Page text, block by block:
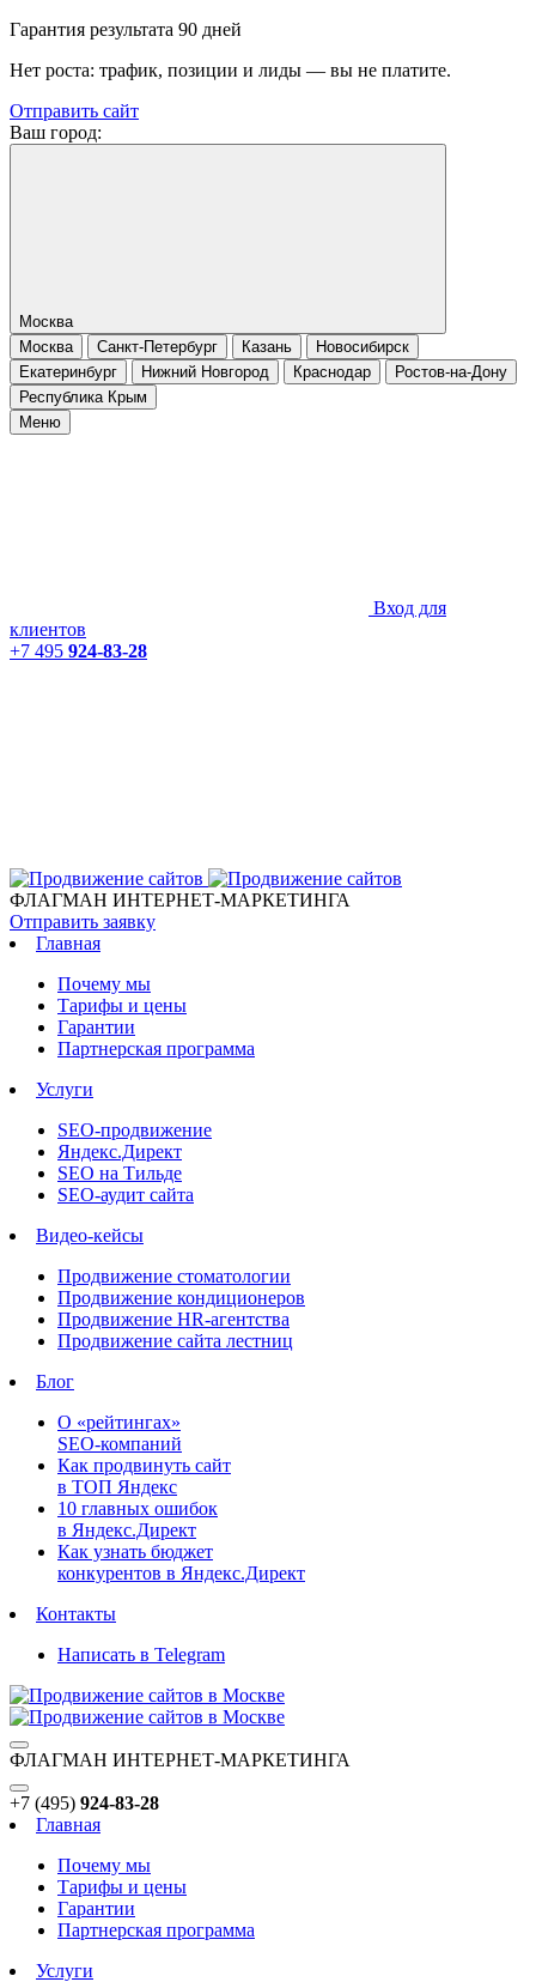
Гарантия результата 90 дней
Нет роста: трафик, позиции и лиды — вы не платите.
Отправить сайт
Ваш город:
Москва
Москва
Санкт-Петербург Казань
Новосибирск
Екатеринбург
Нижний Новгород Краснодар
Ростов-на-Дону
Республика Крым
Меню
Вход для
клиентов
+7 495 924-83-28
ФЛАГМАН ИНТЕРНЕТ-МАРКЕТИНГА
Отправить заявку
Главная
Почему мы
Тарифы и цены
Гарантии
Партнерская программа
Услуги
SEO-продвижение
Яндекс.Директ
SEO на Тильде
SEO-аудит сайта
Видео-кейсы
Продвижение стоматологии
Продвижение кондиционеров
Продвижение HR-агентства
Продвижение сайта лестниц
Блог
О «рейтингах»
SEO-компаний
Как продвинуть сайт
в ТОП Яндекс
10 главных ошибок
в Яндекс.Директ
Как узнать бюджет
конкурентов в Яндекс.Директ
Контакты
Написать в Telegram
ФЛАГМАН ИНТЕРНЕТ-МАРКЕТИНГА
+7 (495) 924-83-28
Главная
Почему мы
Тарифы и цены
Гарантии
Партнерская программа
Услуги